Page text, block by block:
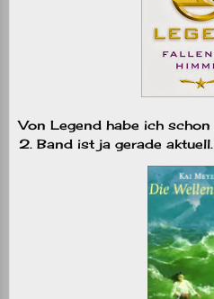
Von Legend habe ich
2. Band ist ja gerade aktuell.